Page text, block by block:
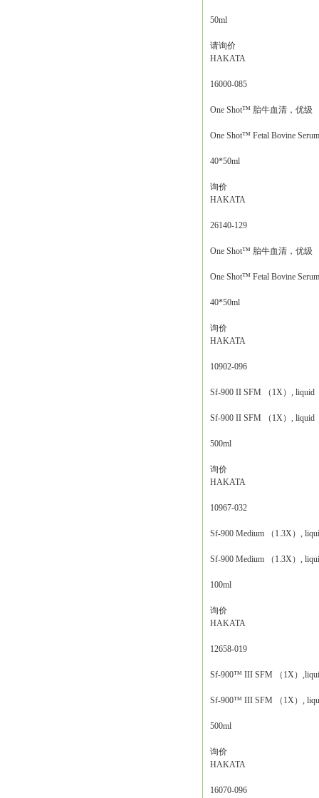
50ml
请询价
HAKATA
16000-085
One Shot™ 胎牛血清，优级
One Shot™ Fetal Bovine
40*50ml
询价
HAKATA
26140-129
One Shot™ 胎牛血清，优级
One Shot™ Fetal Bovine
40*50ml
询价
HAKATA
10902-096
Sf-900 II SFM （1X）, liquid
Sf-900 II SFM （1X）, liquid
500ml
询价
HAKATA
10967-032
Sf-900 Medium （1.3X）,
Sf-900 Medium （1.3X）,
100ml
询价
HAKATA
12658-019
Sf-900™ III SFM （1X）
Sf-900™ III SFM （1X）,
500ml
询价
HAKATA
16070-096